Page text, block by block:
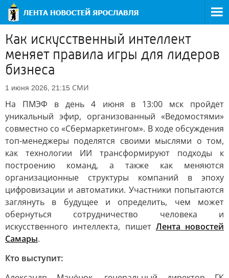
Как искусственный интеллект
меняет правила игры для лидеров
бизнеса
1 июня 2026, 21:15 СМИ
На ПМЭФ в день 4 июня в 13:00 мск пройдет
уникальный эфир, организованный «Ведомостями»
совместно со «Сбермаркетингом». В ходе обсуждения
топ-менеджеры поделятся своими мыслями о том,
как технологии ИИ трансформируют подходы к
построению команд, а также как меняются
организационные структуры компаний в эпоху
цифровизации и автоматики. Участники попытаются
заглянуть в будущее и определить, чем может
обернуться сотрудничество человека и
искусственного интеллекта, пишет Лента новостей
Самары.
Кто выступит: